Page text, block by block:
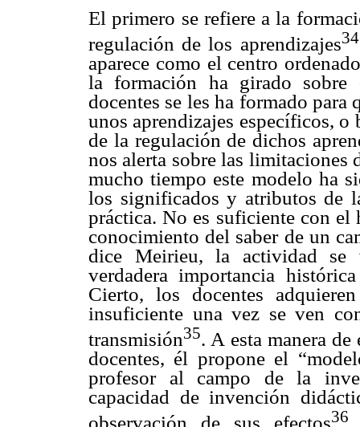
El primero se refiere a la
regulación de los aprendizajes34
aparece como el centro
la formación ha girado sobre
docentes se les ha formado
unos aprendizajes específicos,
de la regulación de dichos
nos alerta sobre las limitaciones
mucho tiempo este modelo ha
los significados y atributos de
práctica. No es suficiente con el
conocimiento del saber de un
dice Meirieu, la actividad se
verdadera importancia
Cierto, los docentes
insuficiente una vez se ven
transmisión35. A esta manera
docentes, él propone el
profesor al campo de la
capacidad de invención
36